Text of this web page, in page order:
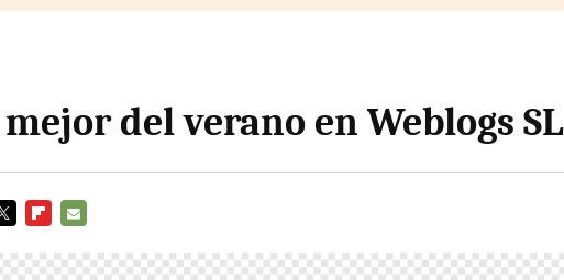
del verano en Weblogs SL
MAIL